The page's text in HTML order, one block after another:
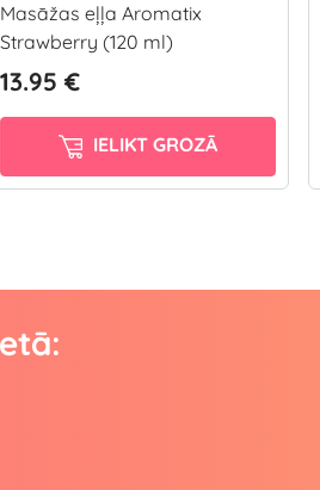
Masāžas eļļa Aromatix
Strawberry (120 ml)
13.95 €
IELIKT GROZĀ